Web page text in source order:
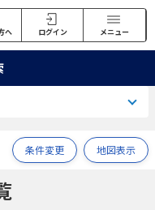
へ ログイン メニュー
条件変更 地図表示